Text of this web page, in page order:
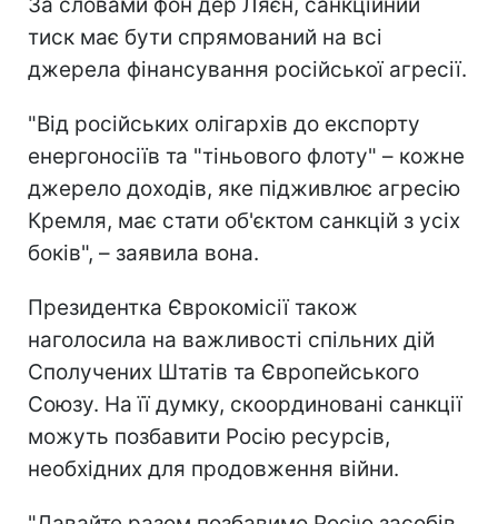
тиск має бути спрямований на всі
джерела фінансування російської агресії.
"Від російських олігархів до експорту
енергоносіїв та "тіньового флоту" – кожне
джерело доходів, яке підживлює агресію
Кремля, має стати об'єктом санкцій з усіх
боків", – заявила вона.
Президентка Єврокомісії також
наголосила на важливості спільних дій
Сполучених Штатів та Європейського
Союзу. На її думку, скоординовані санкції
можуть позбавити Росію ресурсів,
необхідних для продовження війни.